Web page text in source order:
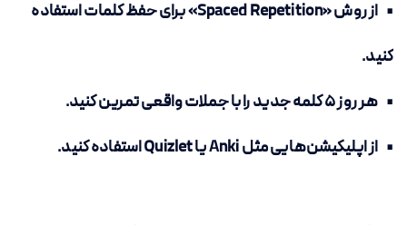
• از روش «Spaced Repetition» برای حفظ کلمات استفاده
کنید.
• هر روز 5 کلمه جدید را با جملات واقعی تمرین کنید.
• از اپلیکیشن‌هایی مثل Anki یا Quizlet استفاده کنید.